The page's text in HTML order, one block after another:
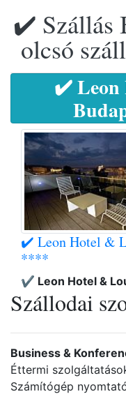
✔️ Szállás
olcsó
✔️ Leon
✔️ Leon Hotel &
****
✔️ Leon Hotel &
Szállodai
Business &
Éttermi
Számítógép